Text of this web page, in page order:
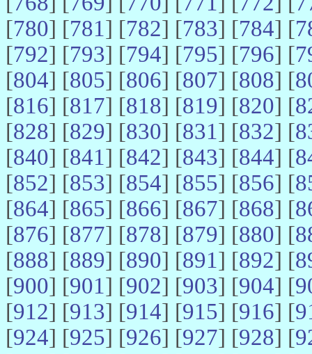
[780] [781] [782] [783] [784] [
[792] [793] [794] [795] [796] [
[804] [805] [806] [807] [808] [
[816] [817] [818] [819] [820] [
[828] [829] [830] [831] [832] [
[840] [841] [842] [843] [844] [
[852] [853] [854] [855] [856] [
[864] [865] [866] [867] [868] [
[876] [877] [878] [879] [880] [
[888] [889] [890] [891] [892] [
[900] [901] [902] [903] [904] [
[912] [913] [914] [915] [916] [
[924] [925] [926] [927] [928] [